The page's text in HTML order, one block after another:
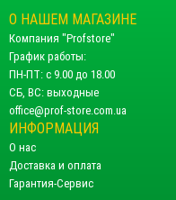
О НАШЕМ МАГАЗИНЕ
Компания "Profstore"
График работы:
ПН-ПТ: с 9.00 до 18.00
СБ, ВС: выходные
office@prof-store.com.ua
ИНФОРМАЦИЯ
О нас
Доставка и оплата
Гарантия-Сервис